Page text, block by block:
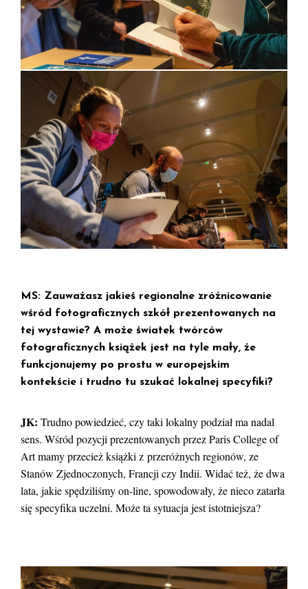
MS: Zauważasz jakieś regionalne zróżnicowanie
wśród fotograficznych szkół prezentowanych na
tej wystawie? A może światek twórców
fotograficznych książek jest na tyle mały, że
funkcjonujemy po prostu w europejskim
kontekście i trudno tu szukać lokalnej specyfiki?
JK: Trudno powiedzieć, czy taki lokalny podział ma nadal
sens. Wśród pozycji prezentowanych przez Paris College of
Art mamy przecież książki z przeróżnych regionów, ze
Stanów Zjednoczonych, Francji czy Indii. Widać też, że dwa
lata, jakie spędziliśmy on-line, spowodowały, że nieco zatarła
się specyfika uczelni. Może ta sytuacja jest istotniejsza?